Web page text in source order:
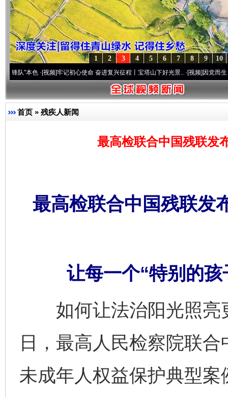
10
9
8
7
6
5
4
3
2
1
·[视频]牢记初心使命 奋进复兴征程丨宝塔山下好光景..·[视频]因党而生 为党而战
首页 » 残疾人新闻
最高检联合中国残联发
最高检联合中国残联发
让每一个“特别的
如何让法治阳光照亮
日，最高人民检察院联
未成年人权益保护典型